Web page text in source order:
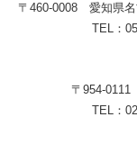
〒460-0008 愛知県
TEL：
〒954-0111
TEL：